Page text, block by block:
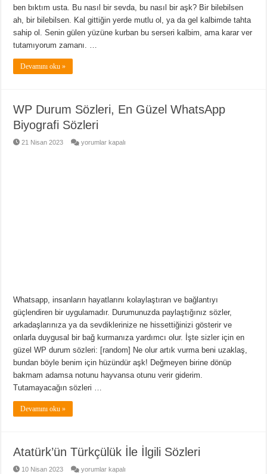
ben bıktım usta. Bu nasıl bir sevda, bu nasıl bir aşk? Bir bilebilsen
ah, bir bilebilsen. Kal gittiğin yerde mutlu ol, ya da gel kalbimde tahta
sahip ol. Senin gülen yüzüne kurban bu serseri kalbim, ama karar ver
tutamıyorum zamanı. …
Devamını oku »
WP Durum Sözleri, En Güzel WhatsApp
Biyografi Sözleri
21 Nisan 2023
WP
yorumlar kapalı
Whatsapp, insanların hayatlarını kolaylaştıran ve bağlantıyı
güçlendiren bir uygulamadır. Durumunuzda paylaştığınız sözler,
arkadaşlarınıza ya da sevdiklerinize ne hissettiğinizi gösterir ve
onlarla duygusal bir bağ kurmanıza yardımcı olur. İşte sizler için en
güzel WP durum sözleri: [random] Ne olur artık vurma beni uzaklaş,
bundan böyle benim için hüzündür aşk! Değmeyen birine dönüp
bakmam adamsa notunu hayvansa otunu verir giderim.
Tutamayacağın sözleri …
Devamını oku »
Atatürk’ün Türkçülük İle İlgili Sözleri
10 Nisan 2023
Atatürk’ün
yorumlar kapalı